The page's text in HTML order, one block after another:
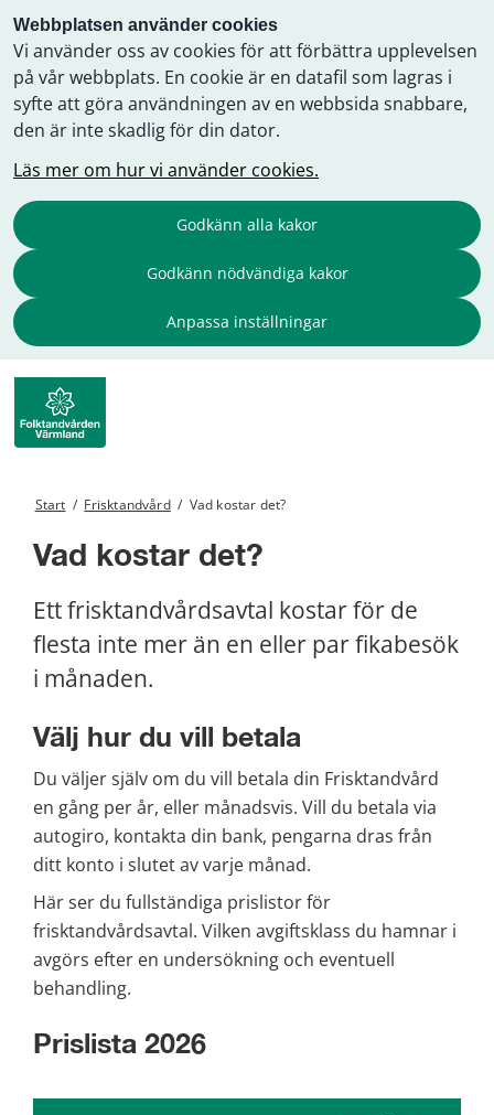
Webbplatsen använder cookies
Vi använder oss av cookies för att förbättra upplevelsen
på vår webbplats. En cookie är en datafil som lagras i
syfte att göra användningen av en webbsida snabbare,
den är inte skadlig för din dator.
Läs mer om hur vi använder cookies.
Godkänn alla kakor
Godkänn nödvändiga kakor
Anpassa inställningar
Start / Frisktandvård / Vad kostar det?
Vad kostar det?
Ett frisktandvårdsavtal kostar för de
flesta inte mer än en eller par fikabesök
i månaden.
Välj hur du vill betala
Du väljer själv om du vill betala din Frisktandvård
en gång per år, eller månadsvis. Vill du betala via
autogiro, kontakta din bank, pengarna dras från
ditt konto i slutet av varje månad.
Här ser du fullständiga prislistor för
frisktandvårdsavtal. Vilken avgiftsklass du hamnar i
avgörs efter en undersökning och eventuell
behandling.
Prislista 2026